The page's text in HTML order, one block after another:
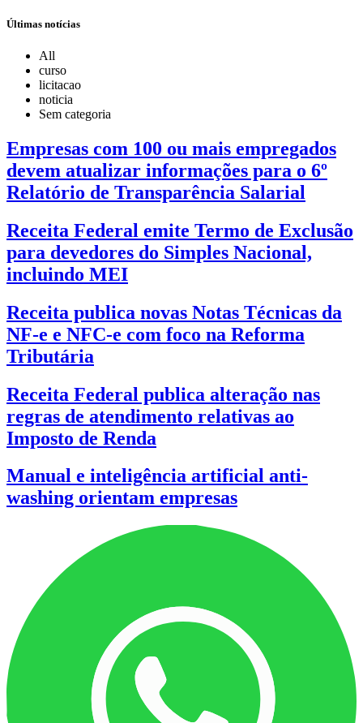
Últimas notícias
All
curso
licitacao
noticia
Sem categoria
Empresas com 100 ou mais empregados
devem atualizar informações para o 6º
Relatório de Transparência Salarial
Receita Federal emite Termo de Exclusão
para devedores do Simples Nacional,
incluindo MEI
Receita publica novas Notas Técnicas da
NF-e e NFC-e com foco na Reforma
Tributária
Receita Federal publica alteração nas
regras de atendimento relativas ao
Imposto de Renda
Manual e inteligência artificial anti-
washing orientam empresas